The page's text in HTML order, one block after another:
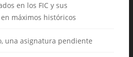
en los FIC y sus
máximos históricos
una asignatura pendiente